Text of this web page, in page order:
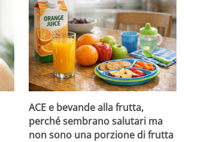
ACE e bevande alla frutta,
perché sembrano salutari ma
non sono una porzione di frutta